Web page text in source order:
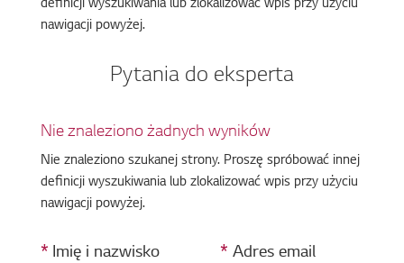
definicji wyszukiwania lub zlokalizować wpis przy użyciu
nawigacji powyżej.
Pytania do eksperta
Nie znaleziono żadnych wyników
Nie znaleziono szukanej strony. Proszę spróbować innej
definicji wyszukiwania lub zlokalizować wpis przy użyciu
nawigacji powyżej.
* Imię i nazwisko * Adres email